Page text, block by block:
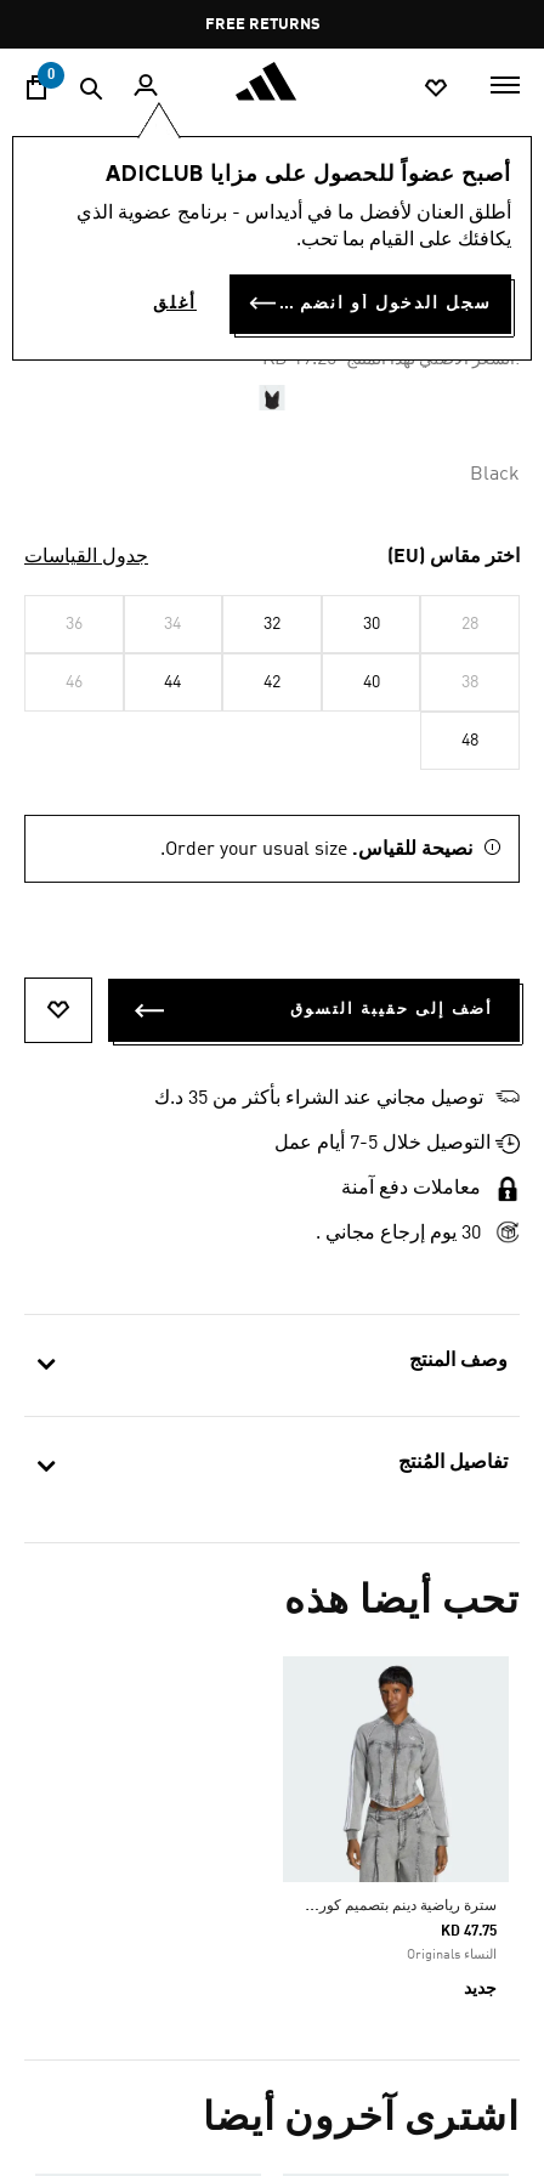
Pause
promotion
rotation
FREE RETURNS
0
أصبح عضواً للحصول على مزايا ADICLUB
أطلق العنان لأفضل ما في أديداس - برنامج عضوية الذي
يكافئك على القيام بما تحب.
سجل الدخول أو انضم الآن أغلق
وصف المنتج
تفاصيل المُنتج
تحب أيضا هذه
س
ترة رياضية دينم بتصميم كورسيه من تشكيلة SUPERSTAR
KD 47.75
النساء Originals
جديد
اشترى آخرون أيضا
النساء ملابس
-60%
كورسيه ATLANTA CUT LINE
KD 6.74
:السعر الأصلي لهذا المنتج Price reduced from
KD 19.25
to
Black
اختر مقاس (EU) جدول القياسات
28
30
32
34
36
38
40
42
44
46
48
نصيحة للقياس. Order your usual size.
أضف إلى حقيبة التسوق
توصيل مجاني عند الشراء بأكثر من 35 د.ك
التوصيل خلال 5-7 أيام عمل
معاملات دفع آمنة